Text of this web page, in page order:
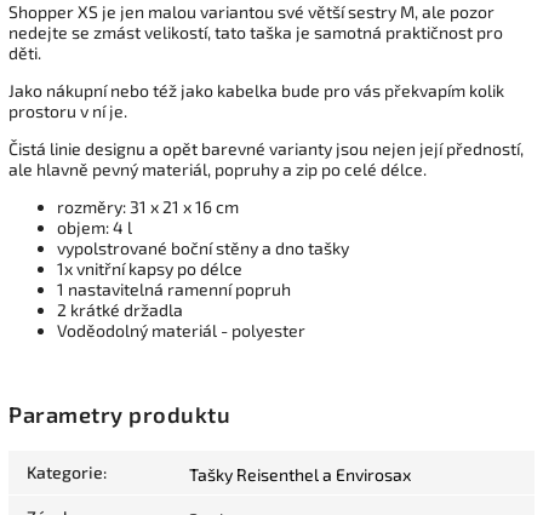
Shopper XS je jen malou variantou své větší sestry M, ale pozor
nedejte se zmást velikostí, tato taška je samotná praktičnost pro
děti.
Jako nákupní nebo též jako kabelka bude pro vás překvapím kolik
prostoru v ní je.
Čistá linie designu a opět barevné varianty jsou nejen její předností,
ale hlavně pevný materiál, popruhy a zip po celé délce.
rozměry: 31 x 21 x 16 cm
objem: 4 l
vypolstrované boční stěny a dno tašky
1x vnitřní kapsy po délce
1 nastavitelná ramenní popruh
2 krátké držadla
Voděodolný materiál - polyester
Parametry produktu
Kategorie: Tašky Reisenthel a Envirosax